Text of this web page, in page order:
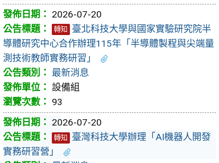
2026-07-20
轉知
臺北科技大學與國家實驗研究院半
導體研究中心合作辦理115年「半導體製程與尖端量
測技術教師實務研習」
最新消息
設備組
93
2026-07-20
轉知
臺灣科技大學辦理「AI機器人開發
實務研習營」